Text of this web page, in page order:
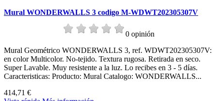
Mural WONDERWALLS 3 codigo M-WDWT202305307V
0 opinión
Mural Geométrico WONDERWALLS 3, ref. WDWT202305307V:
en color Multicolor. No-tejido. Textura rugosa. Retirada en seco.
Super Lavable. Muy resistente a la luz. Lo recibes en 3 - 5 días.
Caracteristicas: Producto: Mural Catalogo: WONDERWALLS...
414,71 €